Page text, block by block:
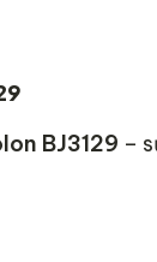
BJ3129 –